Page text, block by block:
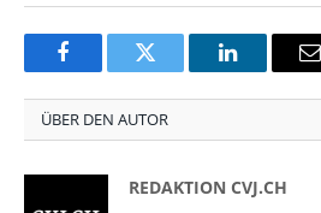
FacebookTwitter LinkedIn
ÜBER DEN AUTOR
REDAKTION CVJ.CH